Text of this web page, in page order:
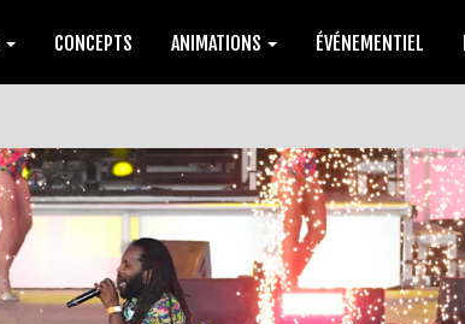
CONCEPTS ANIMATIONS ÉVÉNEMENTIEL